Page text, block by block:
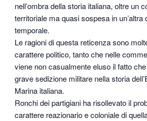
nell’ombra della storia italiana, oltre un
territoriale ma quasi sospesa in un’altra
temporale.
Le ragioni di questa reticenza sono
carattere politico, tanto che nelle
viene non casualmente eluso il fatto
grave sedizione militare nella storia
Marina italiana.
Ronchi dei partigiani ha risollevato il
carattere reazionario e coloniale di